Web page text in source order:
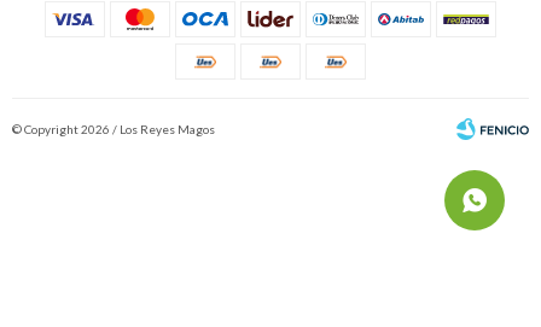
© Copyright 2026 / Los Reyes Magos